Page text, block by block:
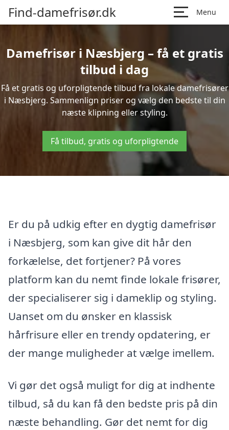
Find-damefrisør.dk Menu
Damefrisør i Næsbjerg – få et gratis
tilbud i dag
Få et gratis og uforpligtende tilbud fra lokale damefrisører
i Næsbjerg. Sammenlign priser og vælg den bedste til din
næste klipning eller styling.
Få tilbud, gratis og uforpligtende
Er du på udkig efter en dygtig damefrisør
i Næsbjerg, som kan give dit hår den
forkælelse, det fortjener? På vores
platform kan du nemt finde lokale frisører,
der specialiserer sig i dameklip og styling.
Uanset om du ønsker en klassisk
hårfrisure eller en trendy opdatering, er
der mange muligheder at vælge imellem.
Vi gør det også muligt for dig at indhente
tilbud, så du kan få den bedste pris på din
næste behandling. Gør det nemt for dig